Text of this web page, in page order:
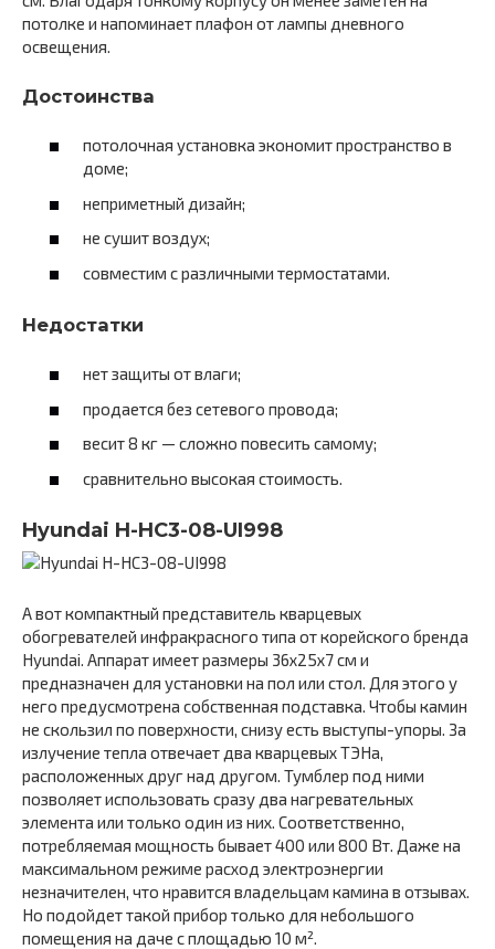
потолке и напоминает плафон от лампы дневного
освещения.
Достоинства
потолочная установка экономит пространство в
доме;
неприметный дизайн;
не сушит воздух;
совместим с различными термостатами.
Недостатки
нет защиты от влаги;
продается без сетевого провода;
весит 8 кг — сложно повесить самому;
сравнительно высокая стоимость.
Hyundai H-HC3-08-UI998
А вот компактный представитель кварцевых
обогревателей инфракрасного типа от корейского бренда
Hyundai. Аппарат имеет размеры 36х25х7 см и
предназначен для установки на пол или стол. Для этого у
него предусмотрена собственная подставка. Чтобы камин
не скользил по поверхности, снизу есть выступы-упоры. За
излучение тепла отвечает два кварцевых ТЭНа,
расположенных друг над другом. Тумблер под ними
позволяет использовать сразу два нагревательных
элемента или только один из них. Соответственно,
потребляемая мощность бывает 400 или 800 Вт. Даже на
максимальном режиме расход электроэнергии
незначителен, что нравится владельцам камина в отзывах.
Но подойдет такой прибор только для небольшого
помещения на даче с площадью 10 м².